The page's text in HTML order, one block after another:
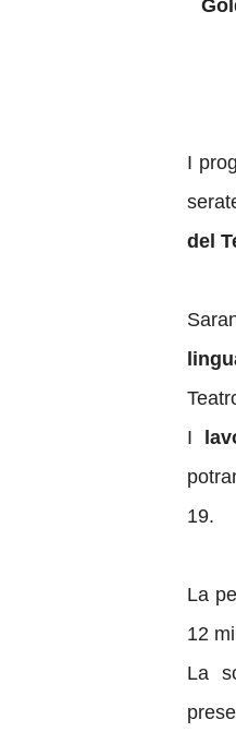
I
del
I
19.
La
12
La